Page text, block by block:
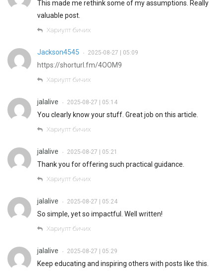
This made me rethink some of my assumptions. Really
valuable post.
Хариулт бичих
Jackson4545 • 2025-08-27 | 05:09
https://shorturl.fm/4OOM9
Хариулт бичих
jalalive • 2025-08-27 | 05:14
You clearly know your stuff. Great job on this article.
Хариулт бичих
jalalive • 2025-08-27 | 05:21
Thank you for offering such practical guidance.
Хариулт бичих
jalalive • 2025-08-27 | 05:24
So simple, yet so impactful. Well written!
Хариулт бичих
jalalive • 2025-08-27 | 05:29
Keep educating and inspiring others with posts like this.